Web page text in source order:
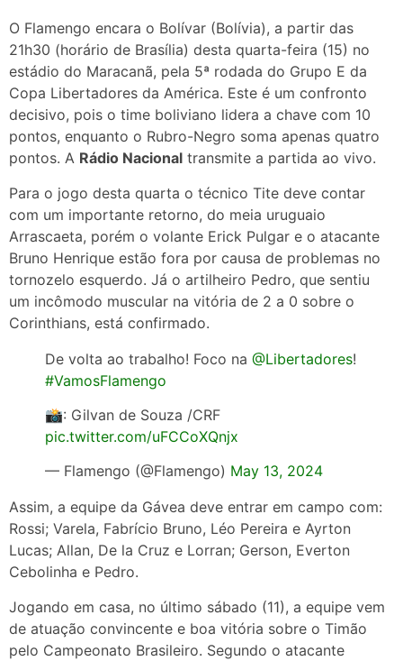
O Flamengo encara o Bolívar (Bolívia), a partir das
21h30 (horário de Brasília) desta quarta-feira (15) no
estádio do Maracanã, pela 5ª rodada do Grupo E da
Copa Libertadores da América. Este é um confronto
decisivo, pois o time boliviano lidera a chave com 10
pontos, enquanto o Rubro-Negro soma apenas quatro
pontos. A Rádio Nacional transmite a partida ao vivo.
Para o jogo desta quarta o técnico Tite deve contar
com um importante retorno, do meia uruguaio
Arrascaeta, porém o volante Erick Pulgar e o atacante
Bruno Henrique estão fora por causa de problemas no
tornozelo esquerdo. Já o artilheiro Pedro, que sentiu
um incômodo muscular na vitória de 2 a 0 sobre o
Corinthians, está confirmado.
De volta ao trabalho! Foco na @Libertadores!
#VamosFlamengo
📸: Gilvan de Souza /CRF
pic.twitter.com/uFCCoXQnjx
— Flamengo (@Flamengo) May 13, 2024
Assim, a equipe da Gávea deve entrar em campo com:
Rossi; Varela, Fabrício Bruno, Léo Pereira e Ayrton
Lucas; Allan, De la Cruz e Lorran; Gerson, Everton
Cebolinha e Pedro.
Jogando em casa, no último sábado (11), a equipe vem
de atuação convincente e boa vitória sobre o Timão
pelo Campeonato Brasileiro. Segundo o atacante